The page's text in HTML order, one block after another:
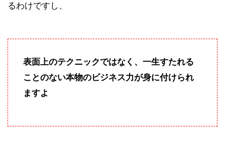
るわけですし、
表面上のテクニックではなく、一生すたれる
ことのない本物のビジネス力が身に付けられ
ますよ